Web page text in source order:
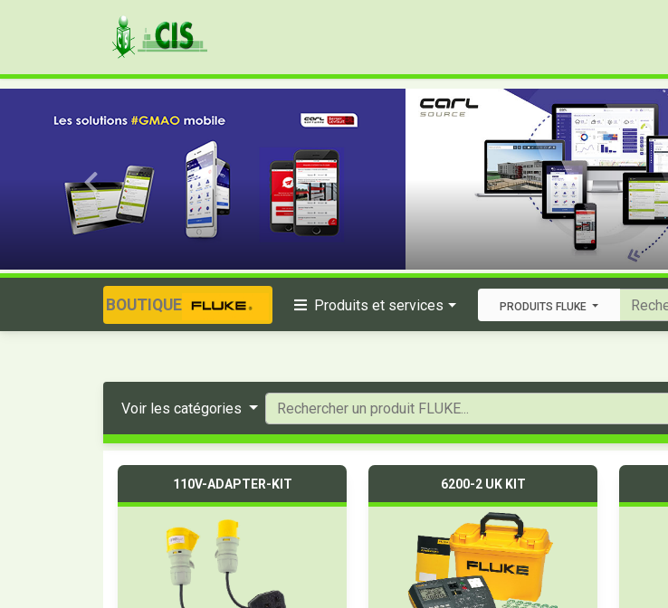
BOUTIQUE Produits et services PRODUITS FLUKE
Voir les catégories
110V-ADAPTER-KIT 6200-2 UK KIT